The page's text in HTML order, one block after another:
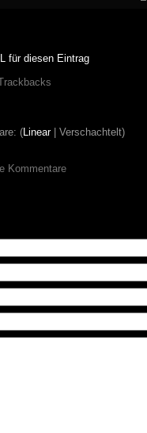
für diesen Eintrag
(Linear| Verschachtelt)
Kommentare